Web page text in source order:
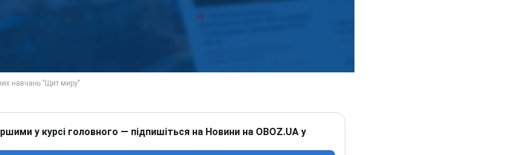
у курсі головного — підпишіться на Новини на OBOZ.UA у